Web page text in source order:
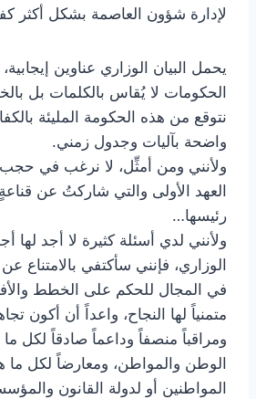
لإدارة شؤون العاصمة بشكل أكثر
يحمل البيان الوزاري عناوين
الحكومات لا يُقاس بالكلمات بل
نتوقع من هذه الحكومة المليئة
واضحة بآليات وجدول زمني.
ولأنني ومن أمثِّل، لا نرغب في
العهد الأولى والتي شاركتُ عن
رئيسها…
ولأنني لدي أسئلة كثيرة لا أجد لها
الوزاري، فإنني سأكتفي بالامتناع
في المجال للحكم على الخطط
متمنياً لها النجاح، واعداً أن أكون
ومراقباً منصفاً وداعماً صادقاً لكل
الوطن والمواطن، ومعارضاً لكل ما
المواطنين أو لدولة القانون